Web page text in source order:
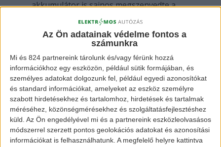
Az Ön adatainak védelme fontos a
számunkra
Mi és 824 partnereink tárolunk és/vagy férünk hozzá
információkhoz egy eszközön, például sütik formájában, és
személyes adatokat dolgozunk fel, például egyedi azonosítókat
és standard információkat, amelyeket az eszköz személyre
szabott hirdetésekhez és tartalomhoz, hirdetések és tartalmak
méréséhez, közönségmérésekhez és szolgáltatásfejlesztéshez
küld. Az Ön engedélyével mi és a partnereink eszközleolvasásos
módszerrel szerzett pontos geolokációs adatokat és azonosítási
információkat is felhasználhatunk. A megfelelő helyre kattintva
akkumulátor is sajnos megszenvedte a
zavarokat. A jelek szerint átlagosan a
tavalyi 105 dolláros árról, 160 dollárra
emelkedett az egységek ára
kilowattóránként. Ez csaknem 52%-os
emelkedésnek felel meg.
Ennek ellenére globálisan az
értékesítések 120%-kal nőttek a plug-in
járműveket tekintve.A Tesla csaknem
310.000 (újabb rekord) járművet